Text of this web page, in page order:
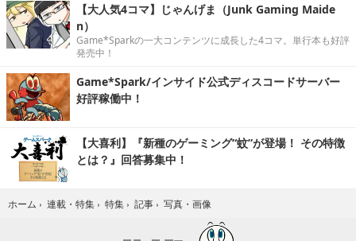
【大人気4コマ】じゃんげま（Junk Gaming Maide
n）
Game*Sparkの一大コンテンツに成長した4コマ。単行本も好評
発売中！
Game*Spark/インサイド公式ディスコードサーバー
好評稼働中！
【大喜利】『新種のゲーミング“蚊”が登場！ その特徴
とは？』回答募集中！
ホーム › 連載・特集 › 特集 › 記事 › 写真・画像